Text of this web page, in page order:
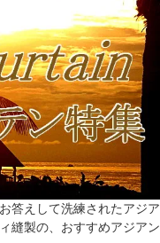
答えして洗練されたアジア
縫製の、おすすめアジアン